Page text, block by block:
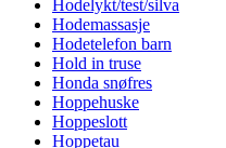
Hodelykt/test/silva
Hodemassasje
Hodetelefon barn
Hold in truse
Honda snøfres
Hoppehuske
Hoppeslott
Hoppetau